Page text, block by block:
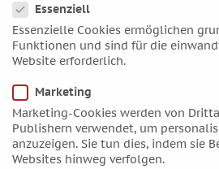
August 2016
Juli 2016
Juni 2016
April 2016
März 2016
Februar 2016
Essenziell
Essenzielle Cookies ermöglichen
Funktionen und sind für die
Website erforderlich.
Marketing
Marketing-Cookies werden von
Publishern verwendet, um
anzuzeigen. Sie tun dies, indem sie
Websites hinweg verfolgen.